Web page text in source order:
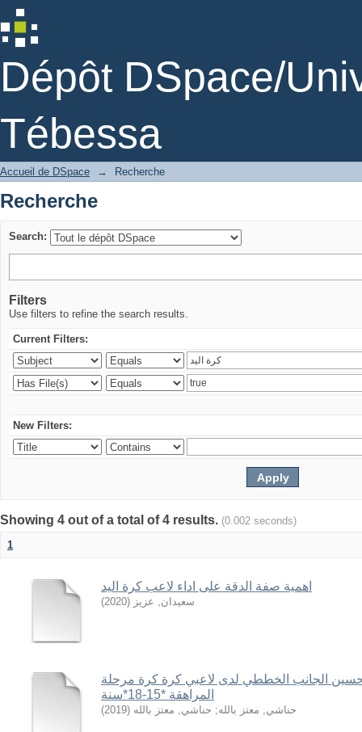
Dépôt DSpace/
Tébessa
Recherche
Accueil de DSpace → Recherche
Recherche
Search:
Filters
Use filters to refine the search results.
Current Filters:
New Filters:
Showing 4 out of a total of 4 results. (0.002 seconds)
1
اهمية صفة الدقة على اداء لاعب كرة اليد
سعيدان, عزيز (
2020
)
الجانب الخططي لدى لاعبي كرة كرة مرحلة
المراهقة *15-18*سنة
حناشي, معتز بالله; حناشي, معتز بالله (
2019
)